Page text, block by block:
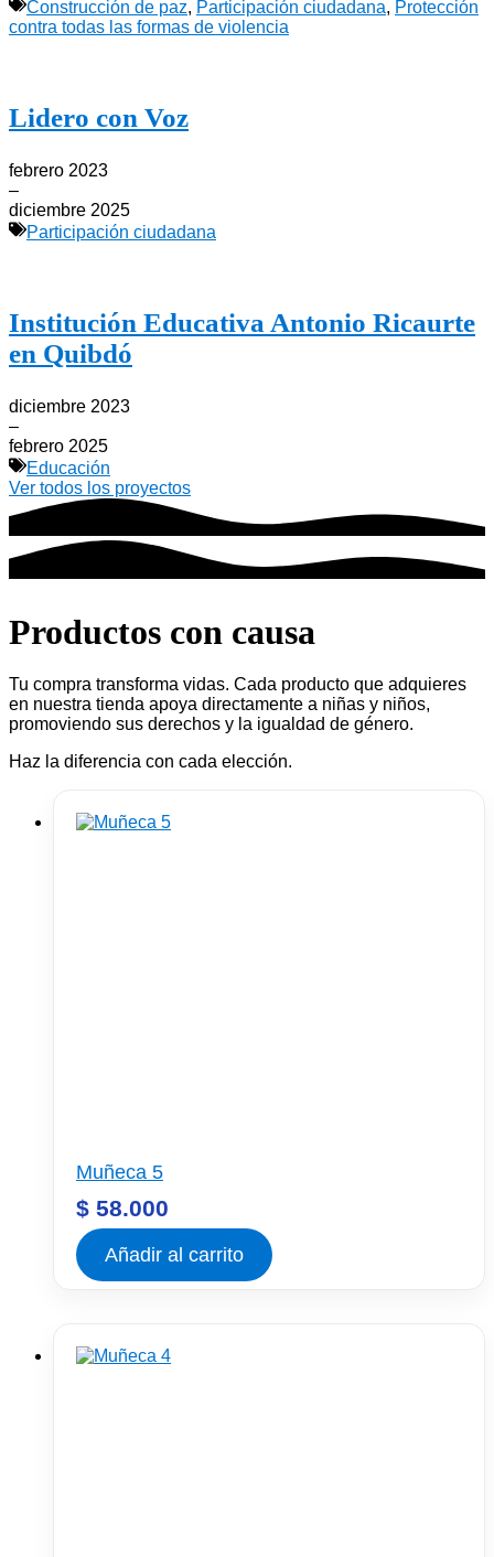
Construcción de paz, Participación ciudadana, Protección
contra todas las formas de violencia
Lidero con Voz
febrero 2023
–
diciembre 2025
Participación ciudadana
Institución Educativa Antonio Ricaurte
en Quibdó
diciembre 2023
–
febrero 2025
Educación
Ver todos los proyectos
Productos con causa
Tu compra transforma vidas. Cada producto que adquieres
en nuestra tienda apoya directamente a niñas y niños,
promoviendo sus derechos y la igualdad de género.
Haz la diferencia con cada elección.
Muñeca 5
$ 58.000
Añadir al carrito